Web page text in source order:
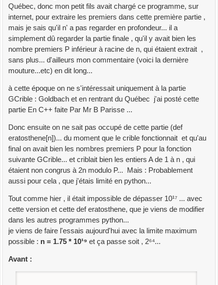
fam=7
## ou 1, 7, 11, 13, 17, 19, 23, 29, au choix
en fonction de n
crible ,lencrible =E_Crible(premiers,n,fam
GCrible_2n(premiers,crible,lencrible ,n,fam )
main(
system("pause" )
Québec, donc mon petit fils avait chargé ce programme, sur
internet, pour extraire les premiers dans cette première partie ,
mais je sais qu'il n' a pas regarder en profondeur... il a
simplement dû regarder la partie finale , qu'il y avait bien les
nombre premiers P inférieur à racine de n, qui étaient extrait ,
sans plus... d'ailleurs mon commentaire (voici la dernière
mouture...etc) en dit long...
à cette époque on ne s'intéressait uniquement à la partie
GCrible : Goldbach et en rentrant du Québec j'ai posté cette
partie En C++ faite Par Mr B Parisse ...
Donc ensuite on ne sait pas occupé de cette partie (def
eratosthene[n])... du moment que le crible fonctionnait et qu'au
final on avait bien les nombres premiers P pour la fonction
suivante GCrible... et criblait bien les entiers A de 1 à n , qui
étaient non congrus à 2n modulo P... Mais : Probablement
aussi pour cela , que j'étais limité en python...
Tout comme hier , il était impossible de dépasser 10¹⁷ ... avec
cette version et cette def eratosthene, que je viens de modifier
dans les autres programmes python...
je viens de faire l'essais aujourd'hui avec la limite maximum
possible : n = 1.75 * 10¹⁹ et ça passe soit , 2⁶⁴...
Avant :